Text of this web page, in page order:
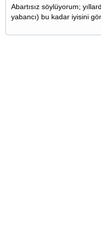
Abartısız söylüyorum;
yabancı) bu kadar iyisini